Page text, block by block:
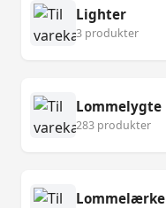
Lighter
3 produkter
Lommelygte
283 produkter
Lommelærke